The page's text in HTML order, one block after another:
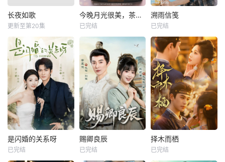
长夜如歌
更新至第20集
今晚月光很美，茶香四溢
已完结
溯雨信笺
已完结
是闪婚的关系呀
已完结
赐卿良辰
已完结
择木而栖
已完结